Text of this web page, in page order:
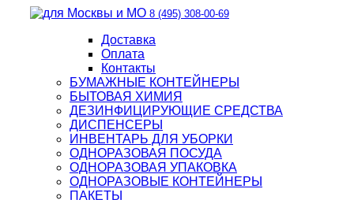
8 (495) 308-00-69
Доставка
Оплата
Контакты
БУМАЖНЫЕ КОНТЕЙНЕРЫ
БЫТОВАЯ ХИМИЯ
ДЕЗИНФИЦИРУЮЩИЕ СРЕДСТВА
ДИСПЕНСЕРЫ
ИНВЕНТАРЬ ДЛЯ УБОРКИ
ОДНОРАЗОВАЯ ПОСУДА
ОДНОРАЗОВАЯ УПАКОВКА
ОДНОРАЗОВЫЕ КОНТЕЙНЕРЫ
ПАКЕТЫ